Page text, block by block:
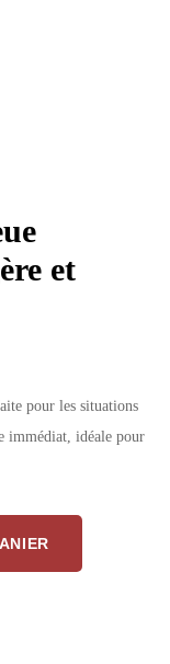
et
pour les situations
immédiat, idéale pour